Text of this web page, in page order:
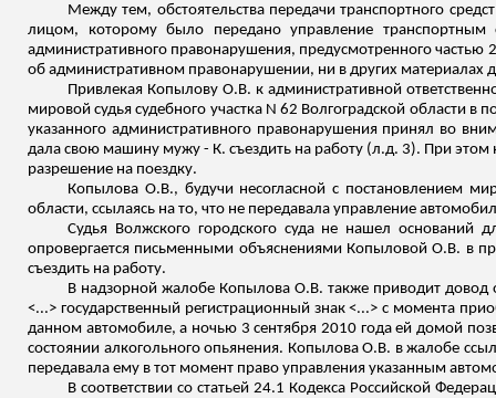
Между тем, обстоятельства передачи транспортного
лицом, которому было передано управление
административного правонарушения, предусмотренного
об административном правонарушении, ни в других материалах
Привлекая Копылову О.В. к административной
мировой судья судебного участка N 62 Волгоградской области
указанного административного правонарушения принял во
дала свою машину мужу - К. съездить на работу (л.д. 3). При этом
разрешение на поездку.
Копылова О.В., будучи несогласной с постановлением
области, ссылаясь на то, что не передавала управление
Судья Волжского городского суда не нашел
опровергается письменными объяснениями Копыловой О.В. в
съездить на работу.
В надзорной жалобе Копылова О.В. также приводит
<...> государственный регистрационный знак <...> с момента
данном автомобиле, а ночью 3 сентября 2010 года ей домой
состоянии алкогольного опьянения. Копылова О.В. в жалобе
передавала ему в тот момент право управления указанным
В соответствии со статьей 24.1 Кодекса Российской